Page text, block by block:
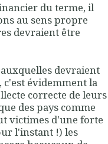
du terme, il
au sens propre
devraient être
devraient
c'est évidemment la
correcte de leurs
des pays comme
victimes d'une forte
l'instant !) les